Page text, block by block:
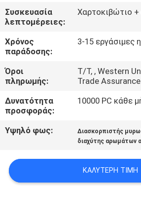
ΠΟΙΟΤΙΚΌΣ
ΈΛΕΓΧΟΣ
ΜΑΣ
ΕΛΆΤΕ
ΣΕ
ΕΠΑΦΉ
ΕΙΔΉΣΕΙΣ
Συσκευασία
λεπτομέρειες:
Χαρτοκιβώτιο
Χρόνος
παράδοσης:
3-15 εργάσιμες
Όροι
πληρωμής:
T/T, , Western
Trade Assurance
Δυνατότητα
προσφοράς:
10000 PC κάθε
Υψηλό φως: Διασκορπιστής
διαχύτης αρωμάτων
ΚΑΛΎΤΕΡΗ ΤΙΜΉ